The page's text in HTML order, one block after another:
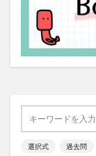
選択式 過去問